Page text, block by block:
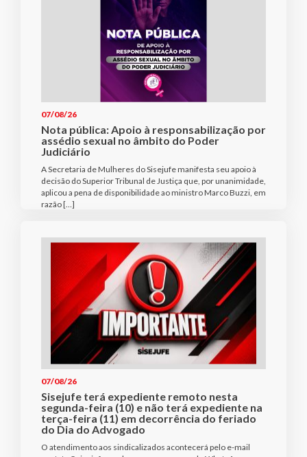
07/08/26
Nota pública: Apoio à responsabilização por
assédio sexual no âmbito do Poder
Judiciário
A Secretaria de Mulheres do Sisejufe manifesta seu apoio à
decisão do Superior Tribunal de Justiça que, por unanimidade,
aplicou a pena de disponibilidade ao ministro Marco Buzzi, em
razão […]
07/08/26
Sisejufe terá expediente remoto nesta
segunda-feira (10) e não terá expediente na
terça-feira (11) em decorrência do feriado
do Dia do Advogado
O atendimento aos sindicalizados acontecerá pelo e-mail